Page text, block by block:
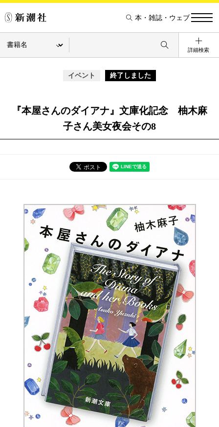
本・雑誌・ウェブ
詳細検索
イベント 終了しました
『本屋さんのダイアナ』文庫化記念 柚木麻
子さん美女夜会その8